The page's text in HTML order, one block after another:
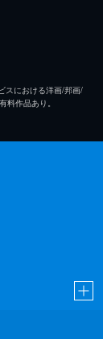
スにおける洋画/邦画/
作品あり。